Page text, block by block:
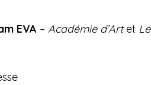
EVA – Académie d’Art et